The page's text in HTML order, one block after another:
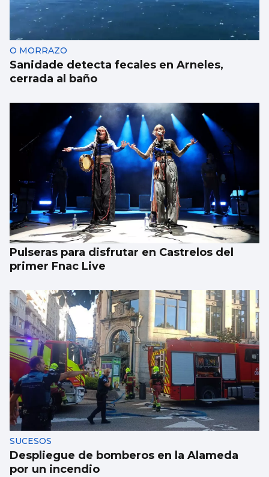
Lucas Paulano representará a España en
Eurovisión Junior 2026
O MORRAZO
Sanidade detecta fecales en Arneles,
cerrada al baño
Pulseras para disfrutar en Castrelos del
primer Fnac Live
SUCESOS
Despliegue de bomberos en la Alameda
por un incendio